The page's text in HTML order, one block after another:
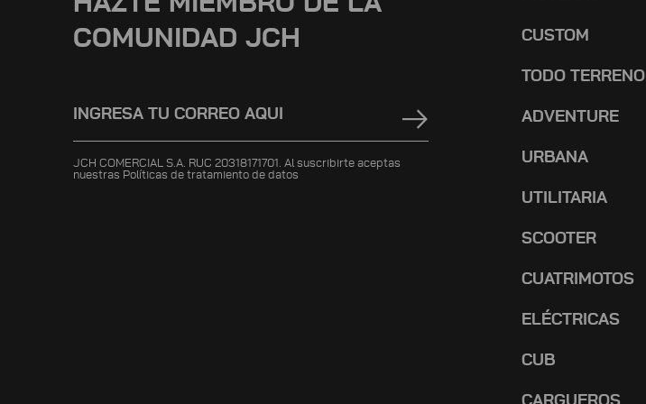
COMUNIDAD JCH
JCH COMERCIAL S.A. RUC 20318171701. Al suscribirte aceptas
nuestras Políticas de tratamiento de datos
CUSTOM
TODO TERRENO
ADVENTURE
URBANA
UTILITARIA
SCOOTER
CUATRIMOTOS
ELÉCTRICAS
CUB